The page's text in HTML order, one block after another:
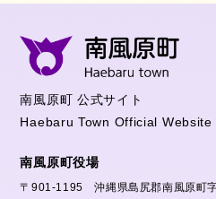
南風原町 公式サイト
Haebaru Town Official Website
南風原町役場
〒901-1195 沖縄県島尻郡南風原町